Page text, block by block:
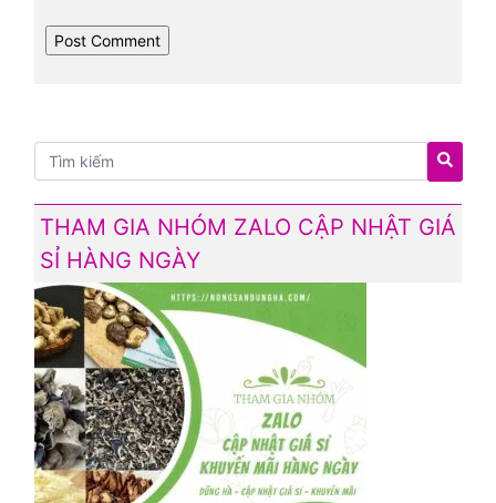
THAM GIA NHÓM ZALO CẬP NHẬT GIÁ
SỈ HÀNG NGÀY